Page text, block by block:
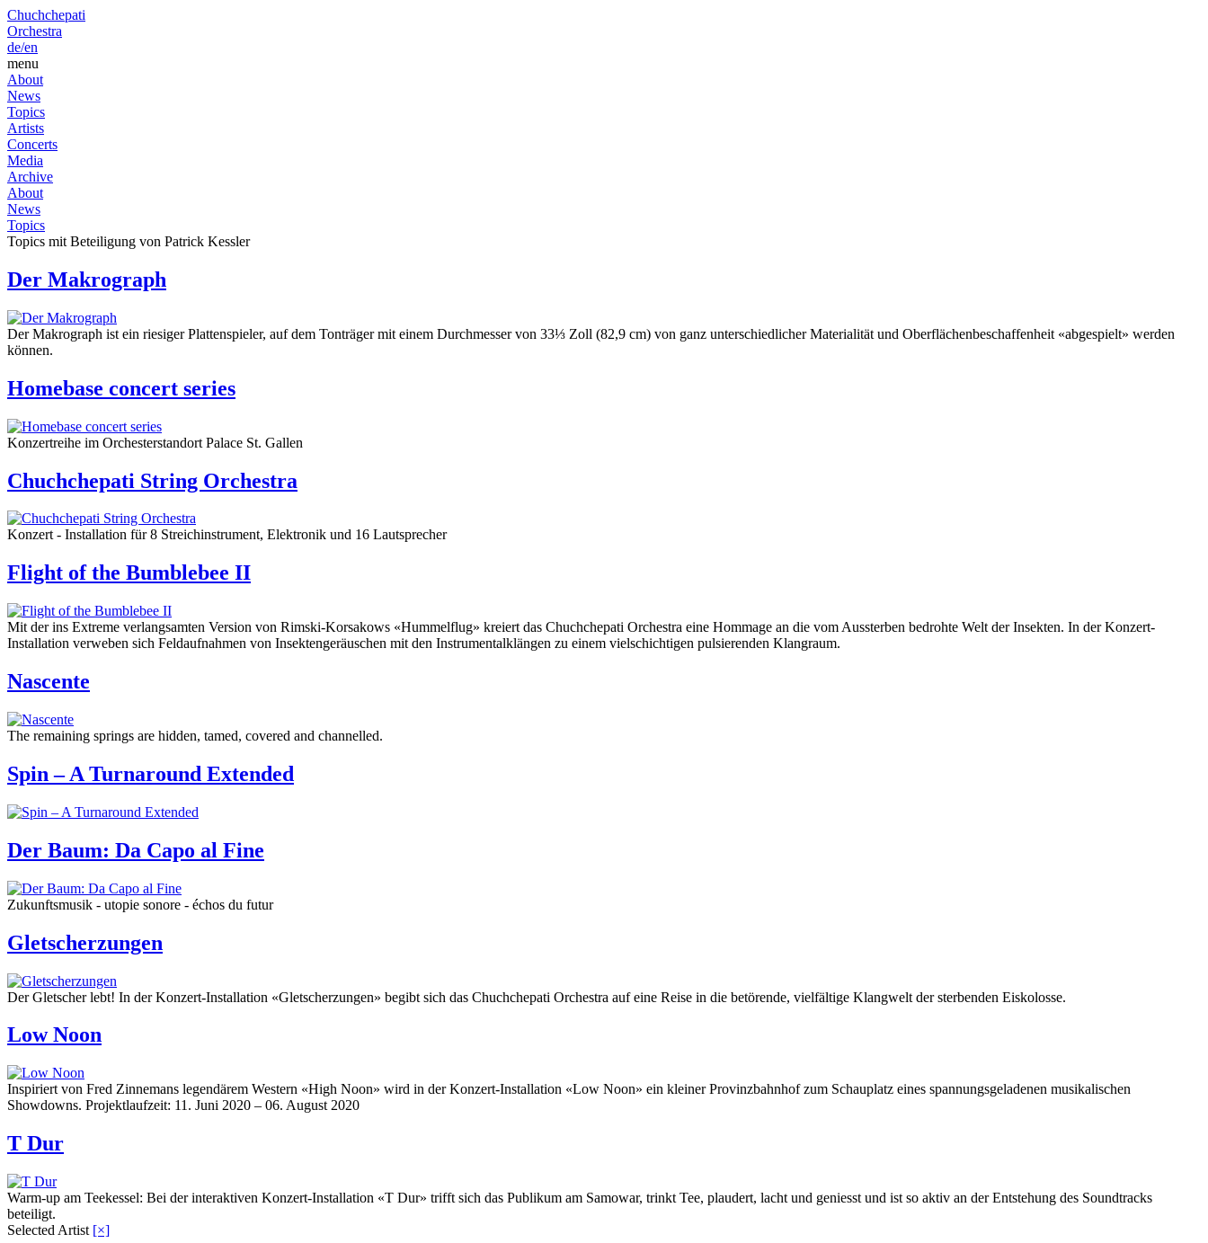
Chuchchepati
Orchestra
de/en
menu
About
News
Topics
Artists
Concerts
Media
Archive
About
News
Topics
Topics mit Beteiligung von Patrick Kessler
Der Makrograph
Der Makrograph ist ein riesiger Plattenspieler, auf dem Tonträger mit einem Durchmesser von 33⅓ Zoll (82,9 cm) von ganz unterschiedlicher Materialität und Oberflächenbeschaffenheit «abgespielt» werden
können.
Homebase concert series
Konzertreihe im Orchesterstandort Palace St. Gallen
Chuchchepati String Orchestra
Konzert - Installation für 8 Streichinstrument, Elektronik und 16 Lautsprecher
Flight of the Bumblebee II
Mit der ins Extreme verlangsamten Version von Rimski-Korsakows «Hummelflug» kreiert das Chuchchepati Orchestra eine Hommage an die vom Aussterben bedrohte Welt der Insekten. In der Konzert-
Installation verweben sich Feldaufnahmen von Insektengeräuschen mit den Instrumentalklängen zu einem vielschichtigen pulsierenden Klangraum.
Nascente
The remaining springs are hidden, tamed, covered and channelled.
Spin – A Turnaround Extended
Der Baum: Da Capo al Fine
Zukunftsmusik - utopie sonore - échos du futur
Gletscherzungen
Der Gletscher lebt! In der Konzert-Installation «Gletscherzungen» begibt sich das Chuchchepati Orchestra auf eine Reise in die betörende, vielfältige Klangwelt der sterbenden Eiskolosse.
Low Noon
Inspiriert von Fred Zinnemans legendärem Western «High Noon» wird in der Konzert-Installation «Low Noon» ein kleiner Provinzbahnhof zum Schauplatz eines spannungsgeladenen musikalischen
Showdowns. Projektlaufzeit: 11. Juni 2020 – 06. August 2020
T Dur
Warm-up am Teekessel: Bei der interaktiven Konzert-Installation «T Dur» trifft sich das Publikum am Samowar, trinkt Tee, plaudert, lacht und geniesst und ist so aktiv an der Entstehung des Soundtracks
beteiligt.
Selected Artist [×]